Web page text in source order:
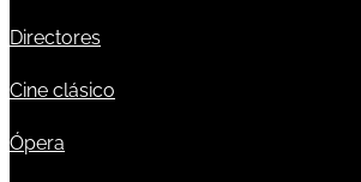
Directores
Cine clásico
Ópera